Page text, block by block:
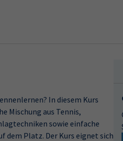
In diesem Kurs
Mischung aus Tennis,
sowie einfache
dem Platz. Der Kurs eignet sich